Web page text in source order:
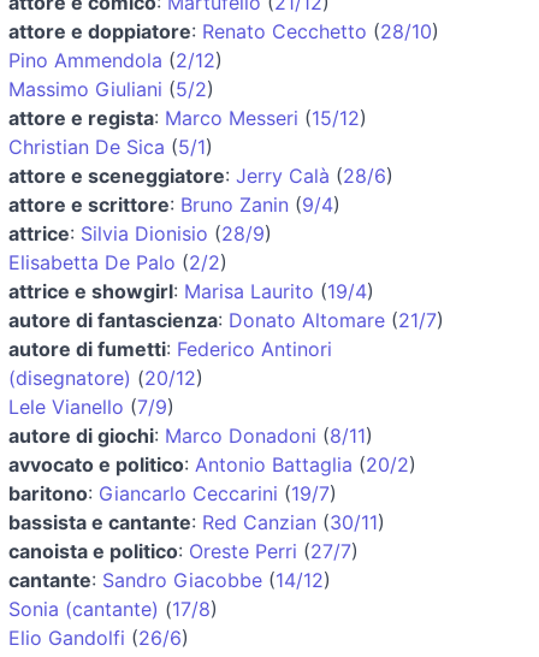
attore e doppiatore: Renato Cecchetto (28/10)
Pino Ammendola (2/12)
Massimo Giuliani (5/2)
attore e regista: Marco Messeri (15/12)
Christian De Sica (5/1)
attore e sceneggiatore: Jerry Calà (28/6)
attore e scrittore: Bruno Zanin (9/4)
attrice: Silvia Dionisio (28/9)
Elisabetta De Palo (2/2)
attrice e showgirl: Marisa Laurito (19/4)
autore di fantascienza: Donato Altomare (21/7)
autore di fumetti: Federico Antinori
(disegnatore) (20/12)
Lele Vianello (7/9)
autore di giochi: Marco Donadoni (8/11)
avvocato e politico: Antonio Battaglia (20/2)
baritono: Giancarlo Ceccarini (19/7)
bassista e cantante: Red Canzian (30/11)
canoista e politico: Oreste Perri (27/7)
cantante: Sandro Giacobbe (14/12)
Sonia (cantante) (17/8)
Elio Gandolfi (26/6)